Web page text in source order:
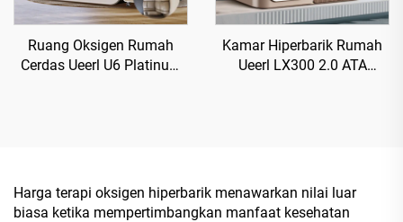
Ruang Oksigen Rumah
Cerdas Ueerl U6 Platinum
Kamar Hiperbarik Rumah
Ueerl LX300 2.0 ATA
Harga terapi oksigen hiperbarik menawarkan nilai luar
biasa ketika mempertimbangkan manfaat kesehatan